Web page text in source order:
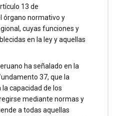
13 de
órgano normativo y
cuyas funciones y
en la ley y aquellas
ha señalado en la
37, que la
capacidad de los
mediante normas y
a todas aquellas